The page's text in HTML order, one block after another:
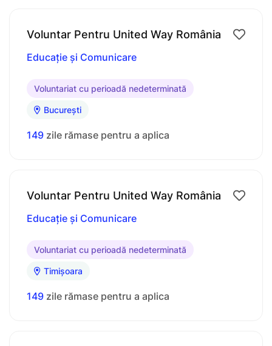
Voluntar Pentru United Way România
Educație și Comunicare
Voluntariat cu perioadă nedeterminată
București
149 zile rămase pentru a aplica
Voluntar Pentru United Way România
Educație și Comunicare
Voluntariat cu perioadă nedeterminată
Timișoara
149 zile rămase pentru a aplica